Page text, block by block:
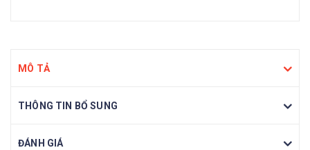
MÔ TẢ
THÔNG TIN BỔ SUNG
ĐÁNH GIÁ